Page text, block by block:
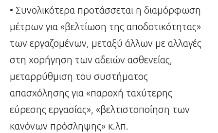
• Συνολικότερα προτάσσεται η διαμόρφωση
μέτρων για «βελτίωση της αποδοτικότητας»
των εργαζομένων, μεταξύ άλλων με αλλαγές
στη χορήγηση των αδειών ασθενείας,
μεταρρύθμιση του συστήματος
απασχόλησης για «παροχή ταχύτερης
εύρεσης εργασίας», «βελτιστοποίηση των
κανόνων πρόσληψης» κ.λπ.